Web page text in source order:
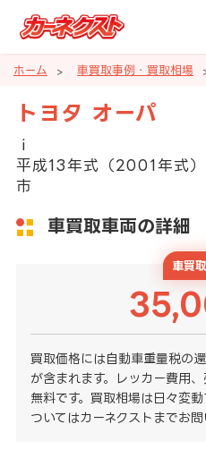
ホーム 車買取事例・買取相場
トヨタ オーパ
ｉ
平成13年式（2001年式
市
車買取車両の詳細
車買
買取価格には自動車重量税の
が含まれます。レッカー費用
無料です。買取相場は日々変
ついてはカーネクストまでお問